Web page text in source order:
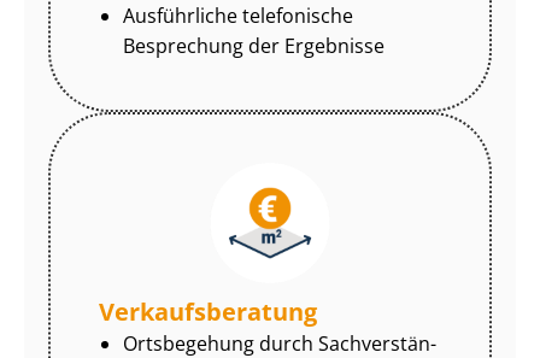
Ausführliche telefonische
Besprechung der Ergebnisse
Ver­kaufs­be­ra­tung
Ortsbegehung durch Sach­ver­stän­